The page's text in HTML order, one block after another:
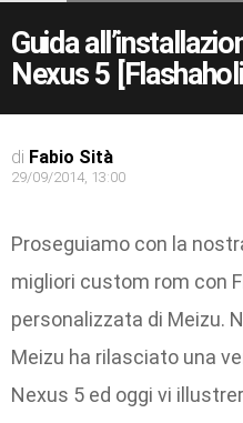
Guida
Nexus 5
di Fabio Sità
29/09/2014, 13:00
Proseguiamo con la
migliori custom rom con
personalizzata di Meizu.
Meizu ha rilasciato una
Nexus 5 ed oggi vi